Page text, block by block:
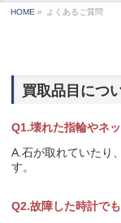
HOME » よくあるご質問
買取品目につ
Q1.壊れた指輪やネ
A.石が取れていたり
す。
Q2.故障した時計で